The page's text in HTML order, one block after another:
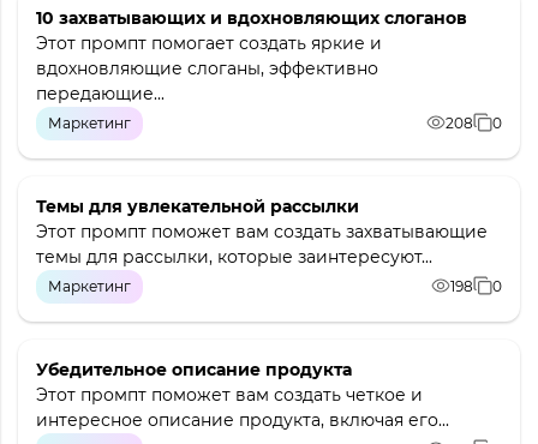
10 захватывающих и вдохновляющих слоганов
Этот промпт помогает создать яркие и
вдохновляющие слоганы, эффективно
передающие...
Маркетинг 208 0
Темы для увлекательной рассылки
Этот промпт поможет вам создать захватывающие
темы для рассылки, которые заинтересуют...
Маркетинг 198 0
Убедительное описание продукта
Этот промпт поможет вам создать четкое и
интересное описание продукта, включая его...